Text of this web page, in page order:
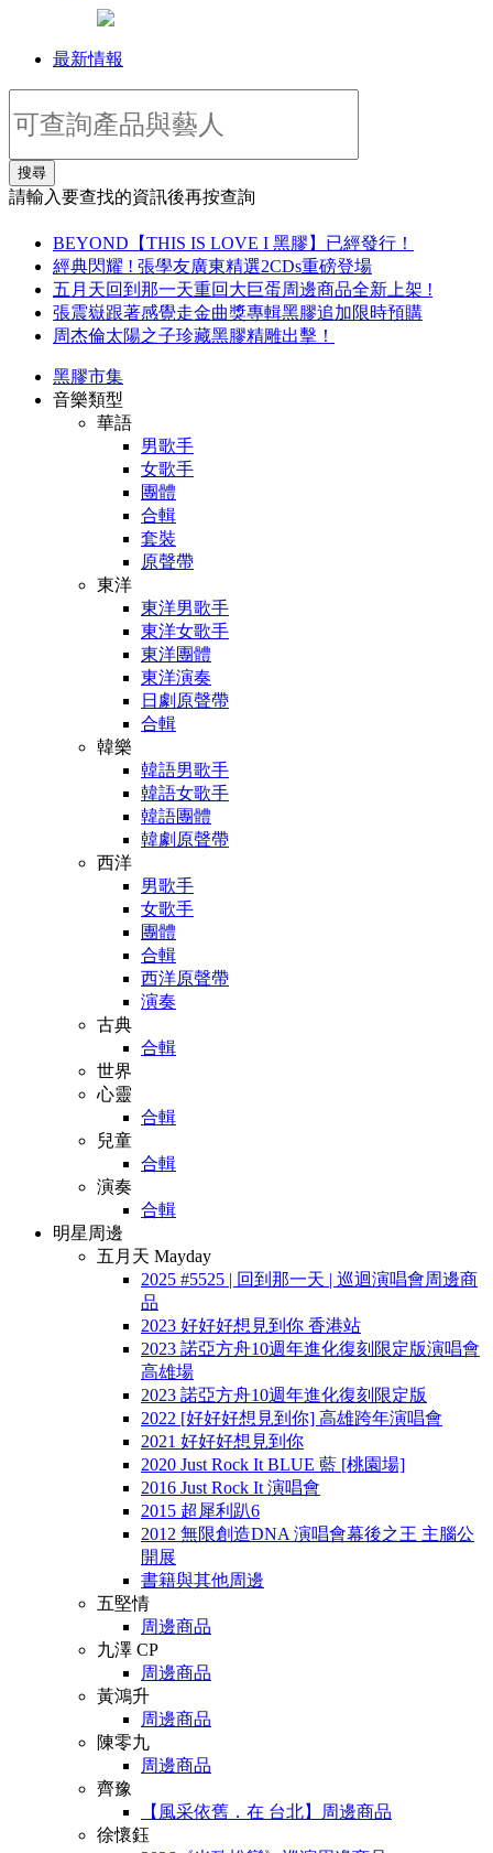
最新情報
搜尋
請輸入要查找的資訊後再按查詢
BEYOND【THIS IS LOVE I 黑膠】已經發行！
經典閃耀 ! 張學友廣東精選2CDs重磅登場
五月天回到那一天重回大巨蛋周邊商品全新上架 !
張震嶽跟著感覺走金曲獎專輯黑膠追加限時預購
周杰倫太陽之子珍藏黑膠精雕出擊！
黑膠市集
音樂類型
華語
男歌手
女歌手
團體
合輯
套裝
原聲帶
東洋
東洋男歌手
東洋女歌手
東洋團體
東洋演奏
日劇原聲帶
合輯
韓樂
韓語男歌手
韓語女歌手
韓語團體
韓劇原聲帶
西洋
男歌手
女歌手
團體
合輯
西洋原聲帶
演奏
古典
合輯
世界
心靈
合輯
兒童
合輯
演奏
合輯
明星周邊
五月天 Mayday
2025 #5525 | 回到那一天 | 巡迴演唱會周邊商
品
2023 好好好想見到你 香港站
2023 諾亞方舟10週年進化復刻限定版演唱會
高雄場
2023 諾亞方舟10週年進化復刻限定版
2022 [好好好想見到你] 高雄跨年演唱會
2021 好好好想見到你
2020 Just Rock It BLUE 藍 [桃園場]
2016 Just Rock It 演唱會
2015 超犀利趴6
2012 無限創造DNA 演唱會幕後之王 主腦公
開展
書籍與其他周邊
五堅情
周邊商品
九澤 CP
周邊商品
黃鴻升
周邊商品
陳零九
周邊商品
齊豫
【風采依舊．在 台北】周邊商品
徐懷鈺